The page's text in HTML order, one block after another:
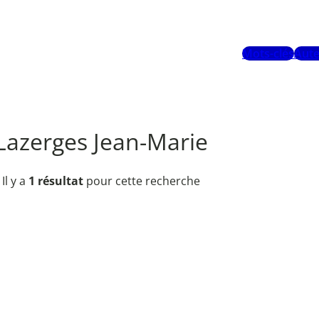
Mots-clés
Jean-Marie
Il y a 1 résultat pour cette recherche